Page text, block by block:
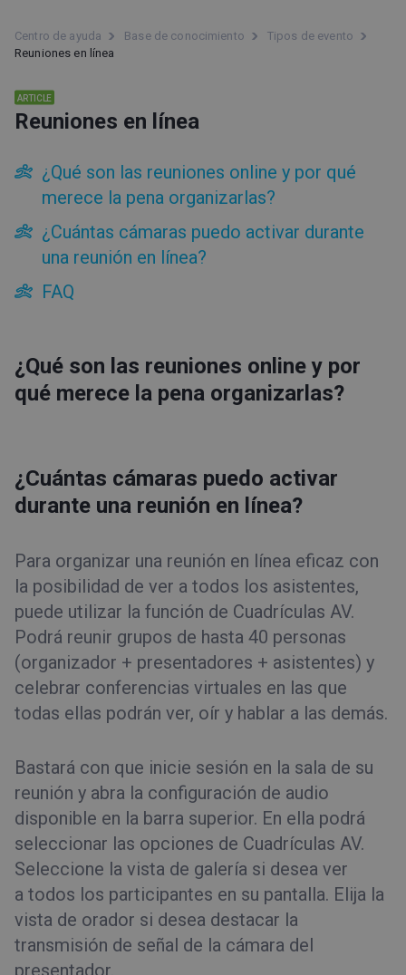
Sala del evento
Primeros pasos
Herramientas
Tipos de evento
Webinars en vivo
Webinars bajo demanda
¿Qué son las reuniones online y por qué merece la pena
organizarlas?
Modo Edu
Centro de ayuda Base de conocimiento
Tipos de evento
Reuniones en línea
ARTICLE
Reuniones en línea
¿Qué son las reuniones online y por qué
merece la pena organizarlas?
¿Cuántas cámaras puedo activar durante
una reunión en línea?
FAQ
¿Qué son las reuniones online y por
qué merece la pena organizarlas?
¿Cuántas cámaras puedo activar
durante una reunión en línea?
Para organizar una reunión en línea eficaz con
la posibilidad de ver a todos los asistentes,
puede utilizar la función de Cuadrículas AV.
Podrá reunir grupos de hasta 40 personas
(organizador + presentadores + asistentes) y
celebrar conferencias virtuales en las que
todas ellas podrán ver, oír y hablar a las demás.
Bastará con que inicie sesión en la sala de su
reunión y abra la configuración de audio
disponible en la barra superior. En ella podrá
seleccionar las opciones de Cuadrículas AV.
Seleccione la vista de galería si desea ver
a todos los participantes en su pantalla. Elija la
vista de orador si desea destacar la
transmisión de señal de la cámara del
presentador.